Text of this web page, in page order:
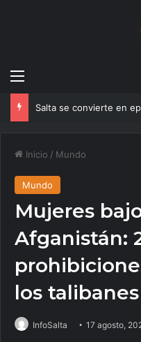
Menú
Inicio / Mundo
Mundo
Mujeres
Afganistán:
los talibanes
InfoSalta 17 agosto,